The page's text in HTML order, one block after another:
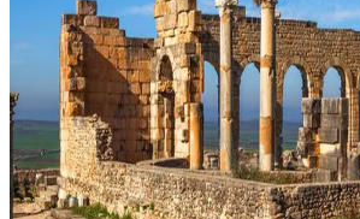
5 giorni di tour a Fes via Volubilis
Partite da Casablanca per un itinerario di 5
storia, cultura e paesaggi iconici del
prima a Rabat, dove potrete ammirare la
passeggiare....
Su richiesta